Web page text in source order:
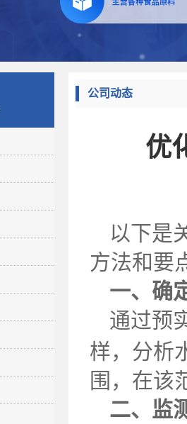
公司动态
优
以下是
方法和要
一、确
通过预
样，分析
围，在该
二、 监